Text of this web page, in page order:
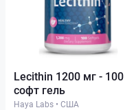
Lecithin 1200 мг - 100
софт гель
Haya Labs • США